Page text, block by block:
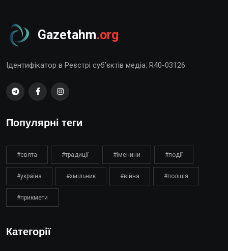
Gazetahm.org
Ідентифікатор в Реєстрі суб’єктів медіа: R40-03126
Популярні теги
#свята #традиції #іменини #події
#україна #хмільник #війна #поліція
#прикмети
Категорії